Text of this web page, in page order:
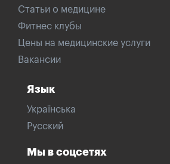
Статьи о медицине
Фитнес клубы
Цены на медицинские услуги
Вакансии
Язык
Українська
Русский
Мы в соцсетях